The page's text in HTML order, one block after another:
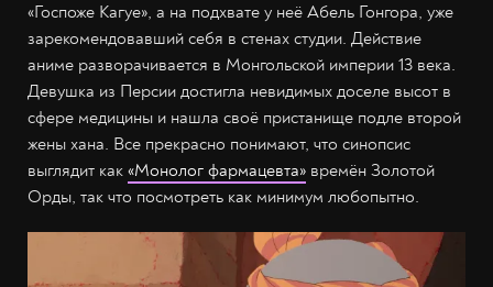
«Госпоже Кагуе», а на подхвате у неё Абель Гонгора, уже
зарекомендовавший себя в стенах студии. Действие
аниме разворачивается в Монгольской империи 13 века.
Девушка из Персии достигла невидимых доселе высот в
сфере медицины и нашла своё пристанище подле второй
жены хана. Все прекрасно понимают, что синопсис
выглядит как «Монолог фармацевта» времён Золотой
Орды, так что посмотреть как минимум любопытно.